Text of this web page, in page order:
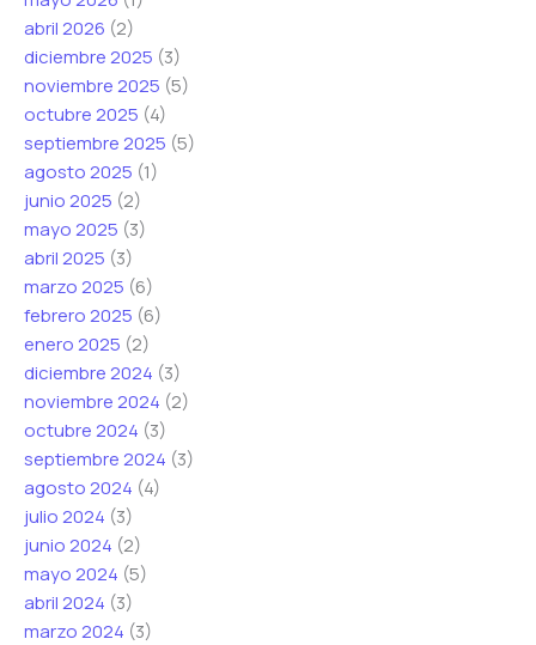
i
c
o
e
l
e
c
t
r
ó
n
i
c
o
c
t
r
ó
n
i
c
o
c
t
r
ó
n
i
c
o
*
abril 2026 (2)
diciembre 2025 (3)
noviembre 2025 (5)
octubre 2025 (4)
septiembre 2025 (5)
agosto 2025 (1)
junio 2025 (2)
mayo 2025 (3)
abril 2025 (3)
marzo 2025 (6)
febrero 2025 (6)
enero 2025 (2)
diciembre 2024 (3)
noviembre 2024 (2)
octubre 2024 (3)
septiembre 2024 (3)
agosto 2024 (4)
julio 2024 (3)
junio 2024 (2)
mayo 2024 (5)
abril 2024 (3)
marzo 2024 (3)